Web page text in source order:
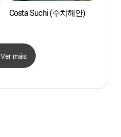
Costa Suchi (수치해안)
Ver más